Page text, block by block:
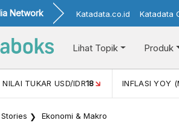
Network Katadata.co.id Katadata
Lihat Topik Produk
IDR18 INFLASI YOY (MEI)3,08%
Ekonomi & Makro